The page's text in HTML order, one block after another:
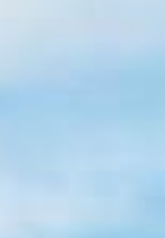
eine
mittwochs)
7